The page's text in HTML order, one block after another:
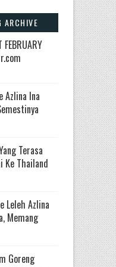
ARCHIVE
FEBRUARY
Azlina Ina
Terasa
Ke Thailand
Leleh Azlina
Memang
Goreng